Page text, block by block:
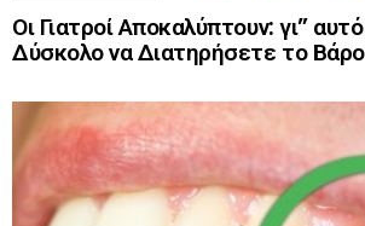
Οι Γιατροί Αποκαλύπτουν: γι”
Δύσκολο να Διατηρήσετε το